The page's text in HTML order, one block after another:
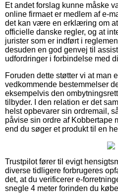
Et andet forslag kunne måske
online firmaet er medlem af e-
det kan være en erklæring om
officielle danske regler, og at
jurister som er indført i
desuden en god genvej til
udfordringer i forbindelse med
Foruden dette støtter vi at man
vedkommende bestemmelser
eksempelvis den
tilbyder. I den relation er det
helst opbevarer sin ordremail,
påvise sin ordre af Kobbertape
end du søger et produkt til en
Trustpilot fører til evigt
diverse tidligere forbrugeres
det, at du verificerer e-
snegle 4 meter forinden du